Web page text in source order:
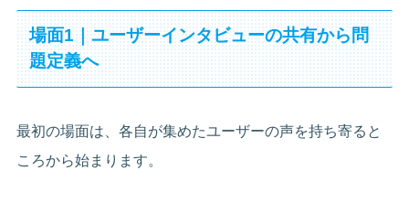
場面1｜ユーザーインタビューの共有から問
題定義へ
最初の場面は、各自が集めたユーザーの声を持ち寄ると
ころから始まります。